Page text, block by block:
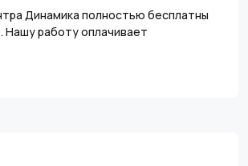
Динамика полностью бесплатны
Нашу работу оплачивает